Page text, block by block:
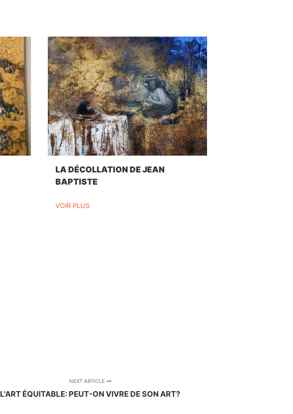
LA DÉCOLLATION DE JEAN
BAPTISTE
VOIR PLUS
NEXT ARTICLE
L'ART ÉQUITABLE: PEUT-ON VIVRE DE SON ART?